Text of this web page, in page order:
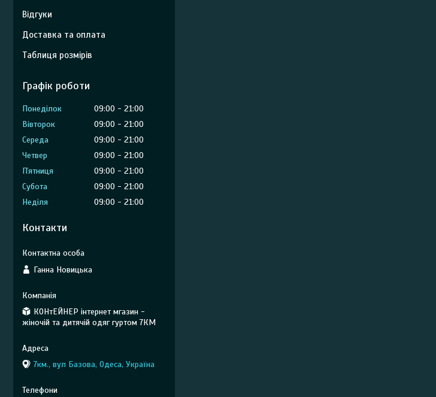
Відгуки
Доставка та оплата
Таблиця розмірів
Графік роботи
Понеділок 09:00
21:00
Вівторок
09:00
21:00
Середа
09:00
21:00
Четвер
09:00
21:00
Пʼятниця
09:00
21:00
Субота
09:00
21:00
Неділя
09:00 21:00
Контакти
Ганна Новицька
КОНтЕЙНЕР інтернет мгазин -
жіночій та дитячій одяг гуртом 7КМ
7км., вул Базова, Одеса, Україна